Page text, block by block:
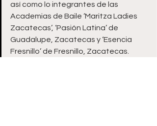
así como lo integrantes de las
Academias de Baile ‘Maritza Ladies
Zacatecas’, ‘Pasión Latina’ de
Guadalupe, Zacatecas y ‘Esencia
Fresnillo’ de Fresnillo, Zacatecas.